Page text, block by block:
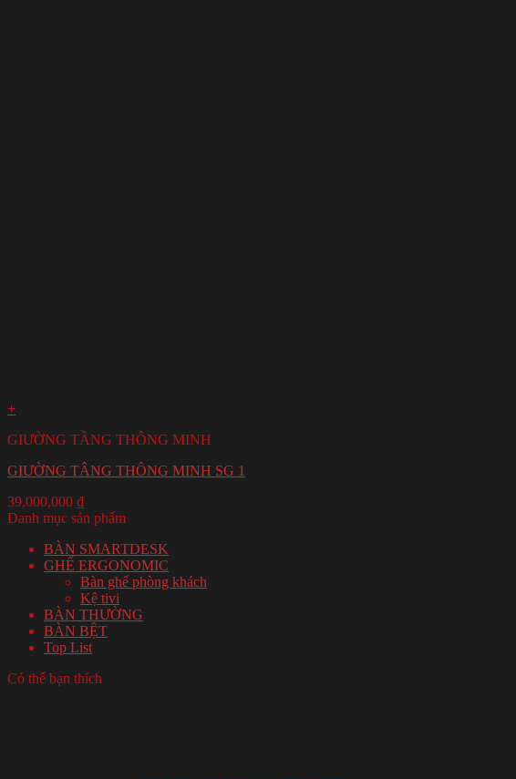
+
GIƯỜNG TẦNG THÔNG MINH
GIƯỜNG TÂNG THÔNG MINH SG 1
39,000,000 ₫
Danh mục sản phẩm
BÀN SMARTDESK
GHẾ ERGONOMIC
Bàn ghế phòng khách
Kệ tivi
BÀN THƯỜNG
BÀN BỆT
Top List
Có thể bạn thích